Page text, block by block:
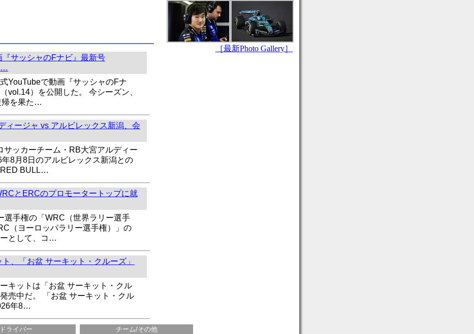
『サッシャのFナビ』最新号
…
YouTubeで動画『サッシャのFナ
vol.14）を公開した。 今シーズン、
帰を果た…
ィージャ vs アルビレックス新潟、会
サッカーチーム・RB大宮アルディー
年8月8日のアルビレックス新潟との
BULL…
とERCのプロモータートップに就
選手権の「WRC（世界ラリー選手
（ヨーロッパラリー選手権）」の
として、コ…
、「お盆 サーキット・クルーズ」
キットは「お盆 サーキット・クル
売中だ。 「お盆 サーキット・クル
年8…
ドライバー チーム/その他
［最新Photo Gallery］